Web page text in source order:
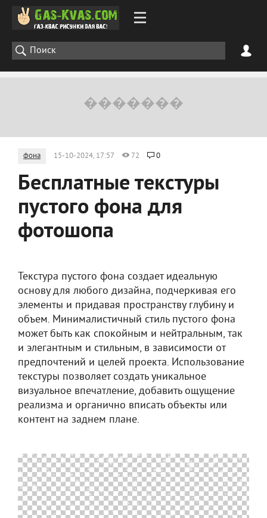
фона 15-10-2024, 17:57 72 0
Бесплатные текстуры
пустого фона для
фотошопа
Текстура пустого фона создает идеальную
основу для любого дизайна, подчеркивая его
элементы и придавая пространству глубину и
объем. Минималистичный стиль пустого фона
может быть как спокойным и нейтральным, так
и элегантным и стильным, в зависимости от
предпочтений и целей проекта. Использование
текстуры позволяет создать уникальное
визуальное впечатление, добавить ощущение
реализма и органично вписать объекты или
контент на заднем плане.